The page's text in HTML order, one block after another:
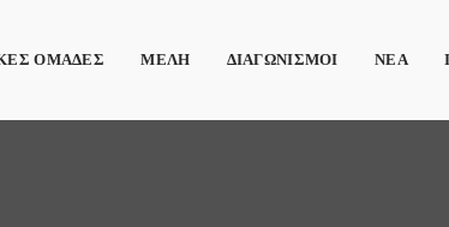
ΟΜΑΔΕΣ ΜΕΛΗ ΔΙΑΓΩΝΙΣΜΟΙ ΝΕΑ